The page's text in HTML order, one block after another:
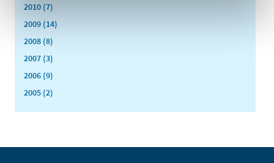
2010 (7)
2009 (14)
2008 (8)
2007 (3)
2006 (9)
2005 (2)